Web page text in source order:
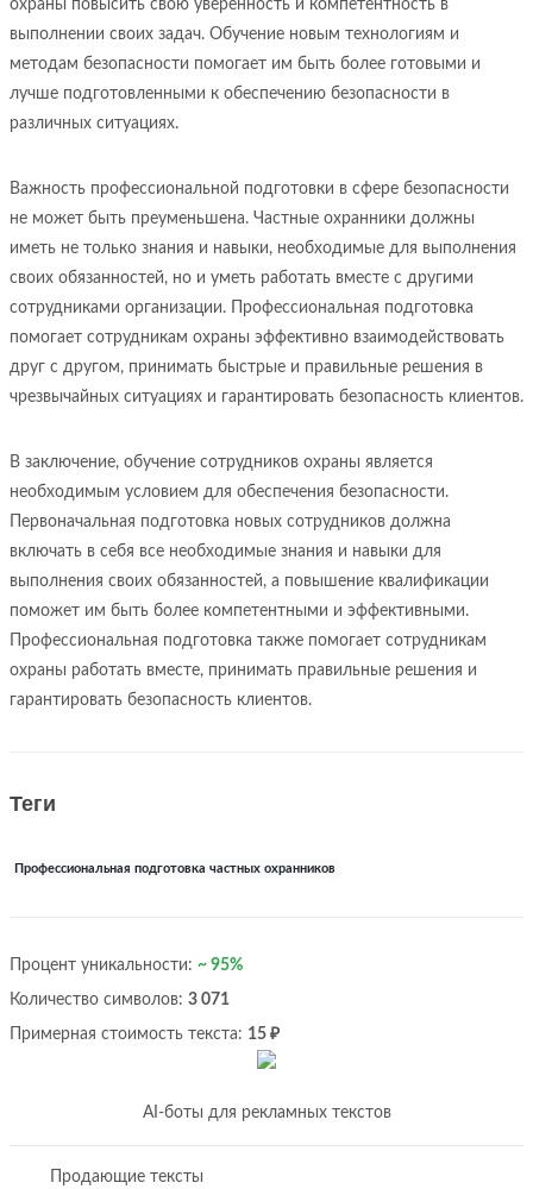
охраны повысить свою уверенность и компетентность в
выполнении своих задач. Обучение новым технологиям и
методам безопасности помогает им быть более готовыми и
лучше подготовленными к обеспечению безопасности в
различных ситуациях.
Важность профессиональной подготовки в сфере безопасности
не может быть преуменьшена. Частные охранники должны
иметь не только знания и навыки, необходимые для выполнения
своих обязанностей, но и уметь работать вместе с другими
сотрудниками организации. Профессиональная подготовка
помогает сотрудникам охраны эффективно взаимодействовать
друг с другом, принимать быстрые и правильные решения в
чрезвычайных ситуациях и гарантировать безопасность клиентов.
В заключение, обучение сотрудников охраны является
необходимым условием для обеспечения безопасности.
Первоначальная подготовка новых сотрудников должна
включать в себя все необходимые знания и навыки для
выполнения своих обязанностей, а повышение квалификации
поможет им быть более компетентными и эффективными.
Профессиональная подготовка также помогает сотрудникам
охраны работать вместе, принимать правильные решения и
гарантировать безопасность клиентов.
Теги
Профессиональная подготовка частных охранников
Процент уникальности: ~ 95%
Количество символов: 3 071
Примерная стоимость текста: 15 ₽
AI-боты для рекламных текстов
Продающие тексты